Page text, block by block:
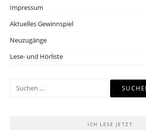
Impressum
Aktuelles Gewinnspiel
Neuzugänge
Lese- und Hörliste
Suchen
ICH LESE JETZT